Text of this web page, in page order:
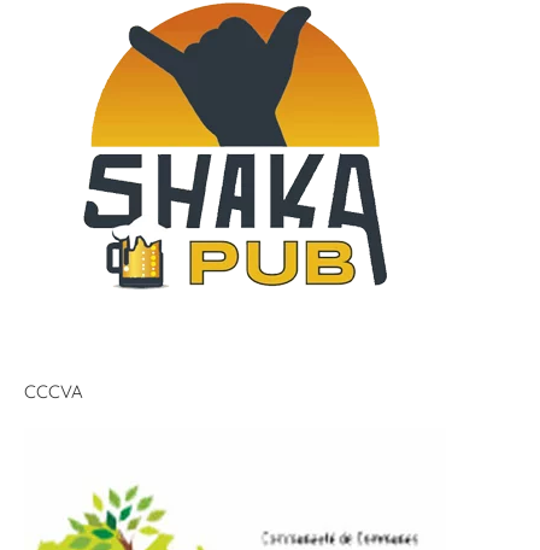
CCCVA